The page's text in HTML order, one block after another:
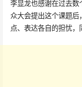
李显龙也感谢在过去
众大会提出这个课题
点、表达各自的担忧，